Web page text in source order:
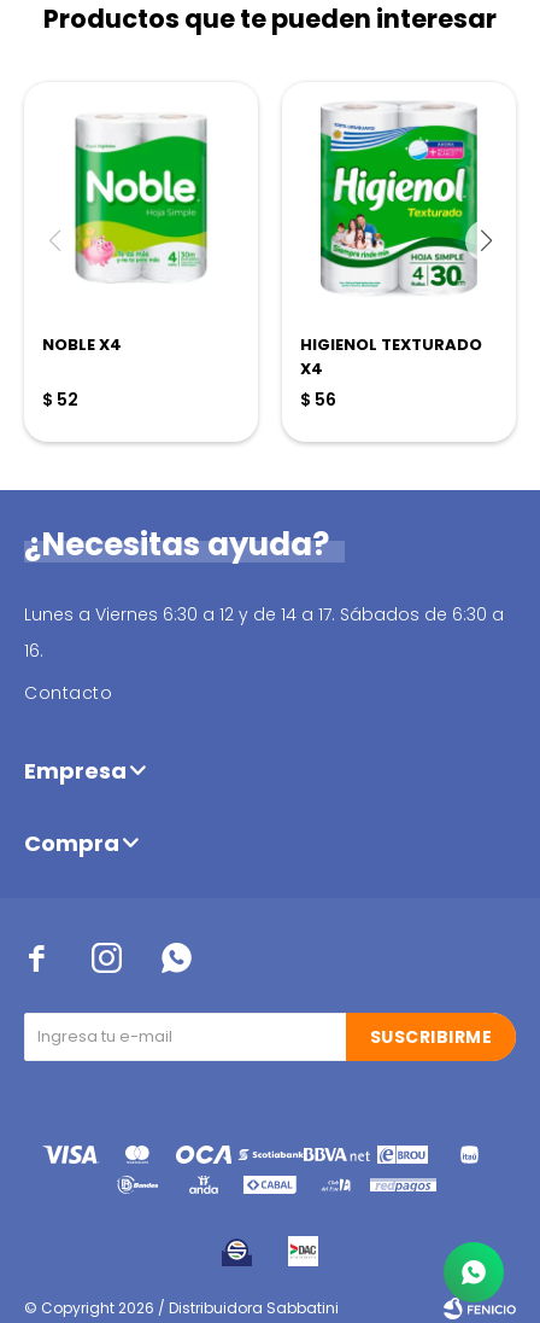
Productos que te pueden interesar
NOBLE X4
$ 52
HIGIENOL TEXTURADO
X4
$ 56
  
SUSCRIBIRME
¿Necesitas ayuda?
Lunes a Viernes 6:30 a 12 y de 14 a 17. Sábados de 6:30 a
16.
Contacto
Empresa
Compra
© Copyright 2026 / Distribuidora Sabbatini